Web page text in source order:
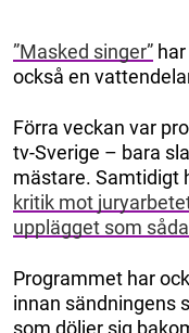
”Masked singer”
också en
Förra veckan var
tv-Sverige – bara
mästare. Samtidigt
kritik mot
upplägget som
Programmet har
innan sändningens
som döljer sig